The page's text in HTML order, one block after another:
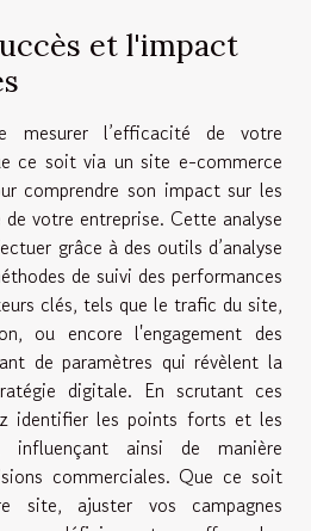
et l'impact
l’efficacité de votre
ce soit via un site e-commerce
comprendre son impact sur les
votre entreprise. Cette analyse
grâce à des outils d’analyse
de suivi des performances
clés, tels que le trafic du site,
ou encore l'engagement des
de paramètres qui révèlent la
digitale. En scrutant ces
identifier les points forts et les
influençant ainsi de manière
commerciales. Que ce soit
site, ajuster vos campagnes